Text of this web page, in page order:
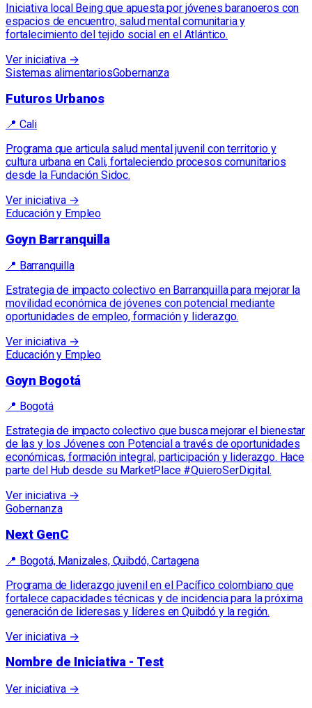
Iniciativa local Being que apuesta por jóvenes baranoeros con
espacios de encuentro, salud mental comunitaria y
fortalecimiento del tejido social en el Atlántico.
Ver iniciativa →
Sistemas alimentariosGobernanza
Futuros Urbanos
📍 Cali
Programa que articula salud mental juvenil con territorio y
cultura urbana en Cali, fortaleciendo procesos comunitarios
desde la Fundación Sidoc.
Ver iniciativa →
Educación y Empleo
Goyn Barranquilla
📍 Barranquilla
Estrategia de impacto colectivo en Barranquilla para mejorar la
movilidad económica de jóvenes con potencial mediante
oportunidades de empleo, formación y liderazgo.
Ver iniciativa →
Educación y Empleo
Goyn Bogotá
📍 Bogotá
Estrategia de impacto colectivo que busca mejorar el bienestar
de las y los Jóvenes con Potencial a través de oportunidades
económicas, formación integral, participación y liderazgo. Hace
parte del Hub desde su MarketPlace #QuieroSerDigital.
Ver iniciativa →
Gobernanza
Next GenC
📍 Bogotá, Manizales, Quibdó, Cartagena
Programa de liderazgo juvenil en el Pacífico colombiano que
fortalece capacidades técnicas y de incidencia para la próxima
generación de lideresas y líderes en Quibdó y la región.
Ver iniciativa →
Nombre de Iniciativa - Test
Ver iniciativa →